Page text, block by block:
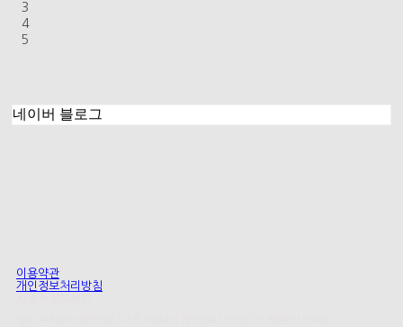
3
4
5
네이버 블로그
이용약관
개인정보처리방침